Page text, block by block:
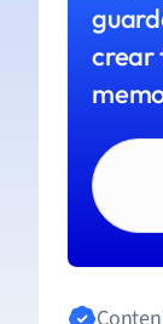
crear